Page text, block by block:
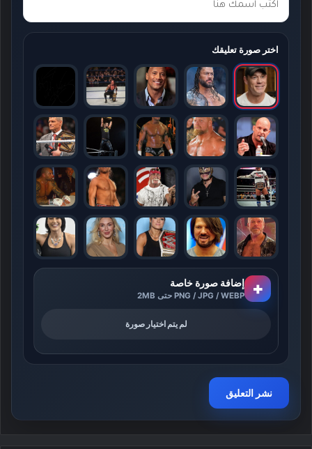
اختر صورة تعليقك
+ إضافة صورة خاصة
PNG / JPG / WEBP حتى 2MB
لم يتم اختيار صورة